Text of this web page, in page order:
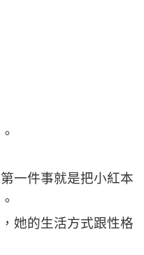
一件事就是把小紅本
她的生活方式跟性格